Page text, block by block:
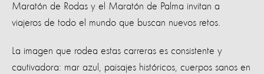
Maratón de Rodas y el Maratón de Palma invitan a
viajeros de todo el mundo que buscan nuevos retos.
La imagen que rodea estas carreras es consistente y
cautivadora: mar azul, paisajes históricos, cuerpos sanos en